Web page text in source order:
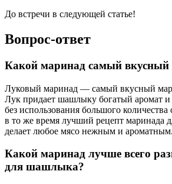
До встречи в следующей статье!
Вопрос-ответ
Какой маринад самый
Луковый маринад — самый вкусный
Лук придает шашлыку богатый аромат
без использования большого
в то же время лучший рецепт маринада
делает любое мясо нежным и ароматным.
Какой маринад лучше всего
для шашлыка?